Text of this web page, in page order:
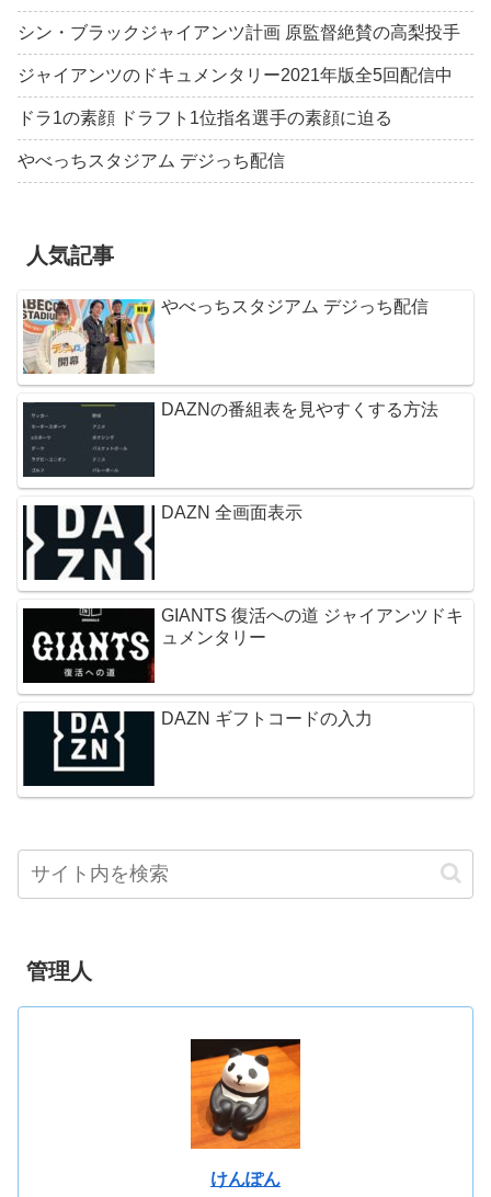
シン・ブラックジャイアンツ計画 原監督絶賛の高梨投手
ジャイアンツのドキュメンタリー2021年版全5回配信中
ドラ1の素顔 ドラフト1位指名選手の素顔に迫る
やべっちスタジアム デジっち配信
人気記事
やべっちスタジアム デジっち配信
DAZNの番組表を見やすくする方法
DAZN 全画面表示
GIANTS 復活への道 ジャイアンツドキ
ュメンタリー
DAZN ギフトコードの入力
管理人
けんぽん